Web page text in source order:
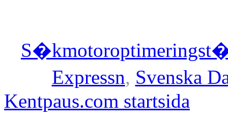
Expressn, Svenska
Kentpaus.com startsida